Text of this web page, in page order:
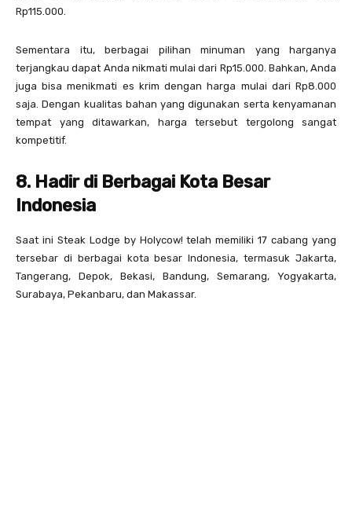
Rp115.000.
Sementara itu, berbagai pilihan minuman yang harganya
terjangkau dapat Anda nikmati mulai dari Rp15.000. Bahkan, Anda
juga bisa menikmati es krim dengan harga mulai dari Rp8.000
saja. Dengan kualitas bahan yang digunakan serta kenyamanan
tempat yang ditawarkan, harga tersebut tergolong sangat
kompetitif.
8. Hadir di Berbagai Kota Besar
Indonesia
Saat ini Steak Lodge by Holycow! telah memiliki 17 cabang yang
tersebar di berbagai kota besar Indonesia, termasuk Jakarta,
Tangerang, Depok, Bekasi, Bandung, Semarang, Yogyakarta,
Surabaya, Pekanbaru, dan Makassar.